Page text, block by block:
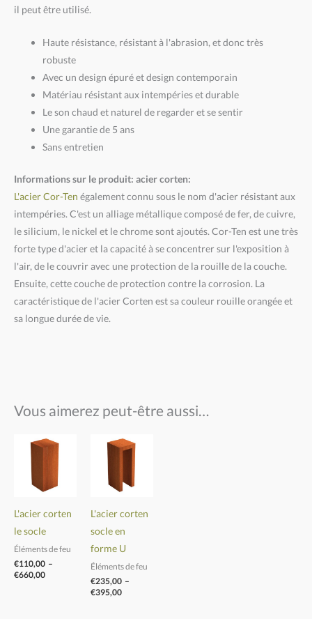
il peut être utilisé.
Haute résistance, résistant à l'abrasion, et donc très
robuste
Avec un design épuré et design contemporain
Matériau résistant aux intempéries et durable
Le son chaud et naturel de regarder et se sentir
Une garantie de 5 ans
Sans entretien
Informations sur le produit: acier corten:
L'acier Cor-Ten également connu sous le nom d'acier résistant aux
intempéries. C'est un alliage métallique composé de fer, de cuivre,
le silicium, le nickel et le chrome sont ajoutés. Cor-Ten est une très
forte type d'acier et la capacité à se concentrer sur l'exposition à
l'air, de le couvrir avec une protection de la rouille de la couche.
Ensuite, cette couche de protection contre la corrosion. La
caractéristique de l'acier Corten est sa couleur rouille orangée et
sa longue durée de vie.
Vous aimerez peut-être aussi…
L'acier corten
le socle
Éléments de feu
€110,00 –
€660,00
Plage
prix :
€110,00
€660,00
L'acier corten
socle en
forme U
Éléments de feu
€235,00 –
€395,00
Plage
de
prix :
€235,00
à
€395,00